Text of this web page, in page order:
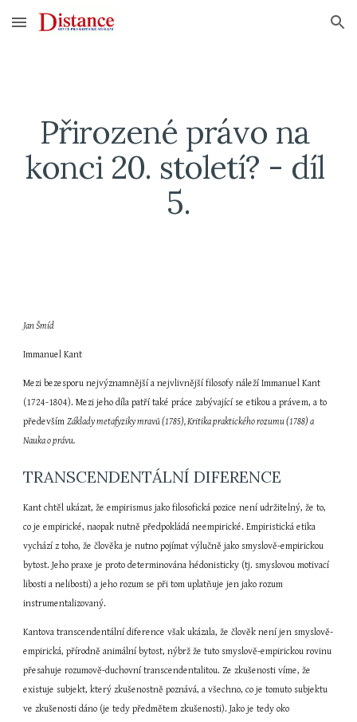
Skip to main content Skip to navigation
Přirozené právo na
konci 20. století? - díl
5.
Jan Šmíd
Immanuel Kant
Mezi bezesporu nejvýznamnější a nejvlivnější filosofy náleží Immanuel Kant
(1724-1804). Mezi jeho díla patří také práce zabývající se etikou a právem, a to
především Základy metafyziky mravů (1785), Kritika praktického rozumu (1788) a
Nauka o právu.
TRANSCENDENTÁLNÍ DIFERENCE
Kant chtěl ukázat, že empirismus jako filosofická pozice není udržitelný, že to,
co je empirické, naopak nutně předpokládá neempirické. Empiristická etika
vychází z toho, že člověka je nutno pojímat výlučně jako smyslově-empirickou
bytost. Jeho praxe je proto determinována hédonisticky (tj. smyslovou motivací
libosti a nelibosti) a jeho rozum se při tom uplatňuje jen jako rozum
instrumentalizovaný.
Kantova transcendentální diference však ukázala, že člověk není jen smyslově-
empirická, přírodně animální bytost, nýbrž že tuto smyslově-empirickou rovinu
přesahuje rozumově-duchovní transcendentalitou. Ze zkušenosti víme, že
existuje subjekt, který zkušenostně poznává, a všechno, co je tomuto subjektu
ve zkušenosti dáno (je tedy předmětem zkušenosti). Jako je tedy oko